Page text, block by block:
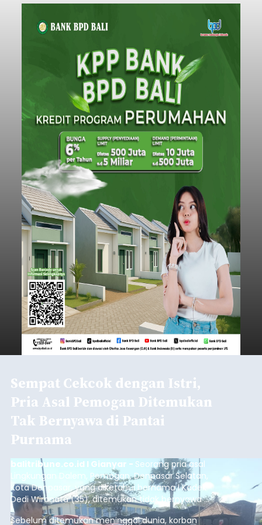
Sempat Cekcok dengan Istri,
Pria Asal Pemogan Ditemukan
Tak Bernyawa di Pantai
balitribune.co.id I Gianyar -Seorang pria asal
Lingkungan Dalem, Pemogan, Denpasar Selatan,
Kota Denpasar, yang diketahui bernama I Kadek
Dedi Wiranata (35), ditemukan tidak bernyawa di
pesisir Pantai Purnama, Sukawati.
Sebelum ditemukan meninggal dunia, korban
sempat memberitahukan lokasi terakhirnya
melalui pesan singkat WhatsApp dan juga
mengirimkan foto dua botol pembersih lantai ke
istrinya.
Gianyar
Submitted by contributor Thu, 08/06/2026 - 21:06
Baca Selengkapnya
Sambut HUT RI, Rutan Bangli
Gratis
balitribune.co.id I Bangli -Serangkian
memperingati hari ulang tahun Kemerdekaan
Republik Indonesia ( HUT RI) ke-81, Rumah
Tahanan Negara Kelas II B Bangli menggelar
(6/8/2026).
Bangli
Submitted bycontributoronThu, 08/06/2026 - 20:56